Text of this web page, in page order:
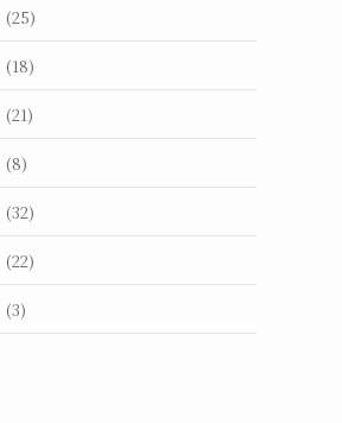
(25)
(18)
(21)
(8)
(32)
(22)
(3)